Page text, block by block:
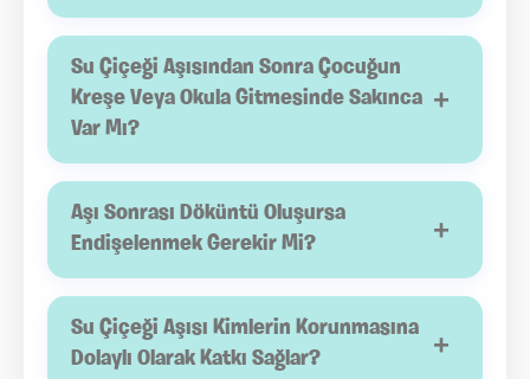
Aşılanan çocuklarda su çiçeği görülme olasılığı
belirgin şekilde azalır. Nadir durumlarda hastalık
gelişse bile belirtiler çoğunlukla daha hafif
seyreder.
Su Çiçeği Aşısından Sonra Çocuğun
Kreşe Veya Okula Gitmesinde Sakınca
Var Mı?
+
Çocuk kendini iyi hissediyorsa günlük yaşamına
devam edebilir. Aşı sonrasında özel bir izolasyon
uygulanmasına gerek yoktur.
Aşı Sonrası Döküntü Oluşursa
Endişelenmek Gerekir Mi?
+
Bazı çocuklarda hafif ve kısa süreli döküntüler
görülebilir. Döküntü yaygınlaşır, uzun sürer veya
farklı belirtiler eklenirse sağlık kuruluşuna
Su Çiçeği Aşısı Kimlerin Korunmasına
Dolaylı Olarak Katkı Sağlar?
+